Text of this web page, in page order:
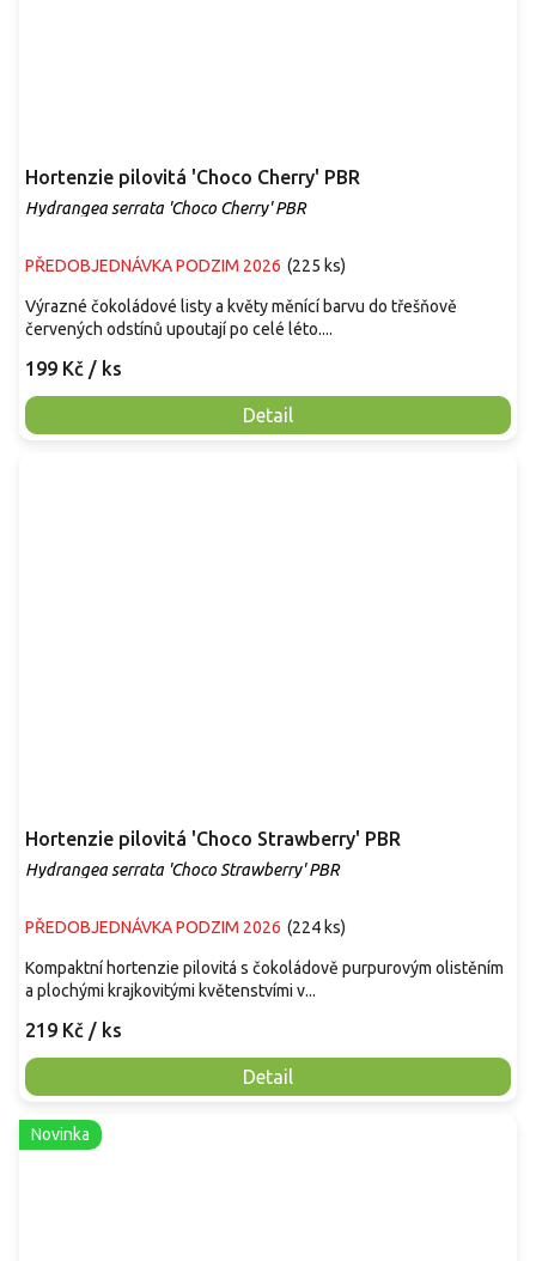
Hortenzie pilovitá 'Choco Cherry' PBR
Hydrangea serrata 'Choco Cherry' PBR
PŘEDOBJEDNÁVKA PODZIM 2026 (225 ks)
199 Kč / ks
Detail
Výrazné čokoládové listy a květy měnící barvu do třešňově
červených odstínů upoutají po celé léto....
Hortenzie pilovitá 'Choco Strawberry' PBR
Hydrangea serrata 'Choco Strawberry' PBR
PŘEDOBJEDNÁVKA PODZIM 2026 (224 ks)
219 Kč / ks
Detail
Kompaktní hortenzie pilovitá s čokoládově purpurovým olistěním
a plochými krajkovitými květenstvími v...
Novinka